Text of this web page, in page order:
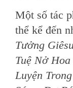
Một số tác
thể kể đến
Tưởng Giêsu
Tuệ Nở
Luyện